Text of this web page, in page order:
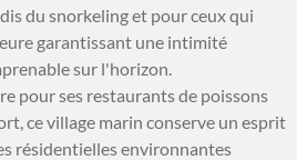
du snorkeling et pour ceux qui
garantissant une intimité
sur l'horizon.
pour ses restaurants de poissons
ce village marin conserve un esprit
résidentielles environnantes